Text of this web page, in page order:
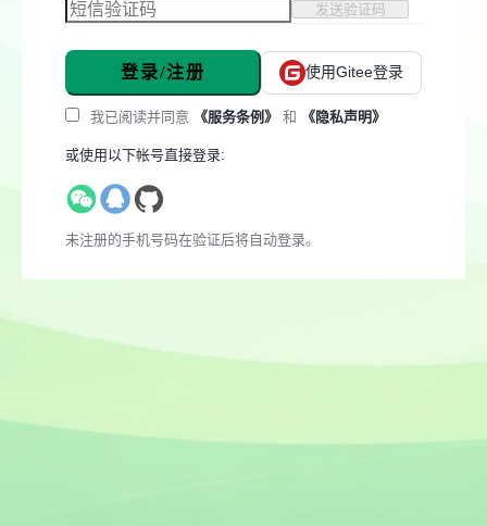
发送验证码
登录/注册 使用Gitee登录
我已阅读并同意 《服务条例》 和 《隐私声明》
或使用以下帐号直接登录:
未注册的手机号码在验证后将自动登录。